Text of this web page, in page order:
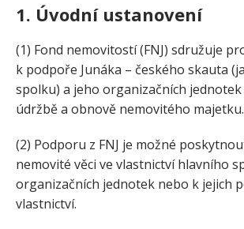
1. Úvodní ustanovení
(1) Fond nemovitostí (FNJ) sdružuje
k podpoře Junáka – českého skauta
spolku) a jeho organizačních
údržbě a obnově nemovitého majetku.
(2) Podporu z FNJ je možné
nemovité věci ve vlastnictví hlavního
organizačních jednotek nebo k jejich
vlastnictví.